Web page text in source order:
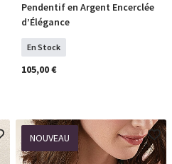
COMMANDER
Pendentif en Argent Encerclée
d’Élégance
En Stock
105,00 €
NOUVEAU